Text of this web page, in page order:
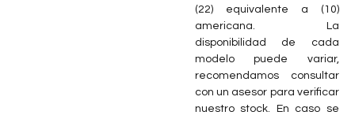
(22) equivalente a (10)
americana. La
disponibilidad de cada
modelo puede variar,
recomendamos consultar
con un asesor para verificar
nuestro stock. En caso se